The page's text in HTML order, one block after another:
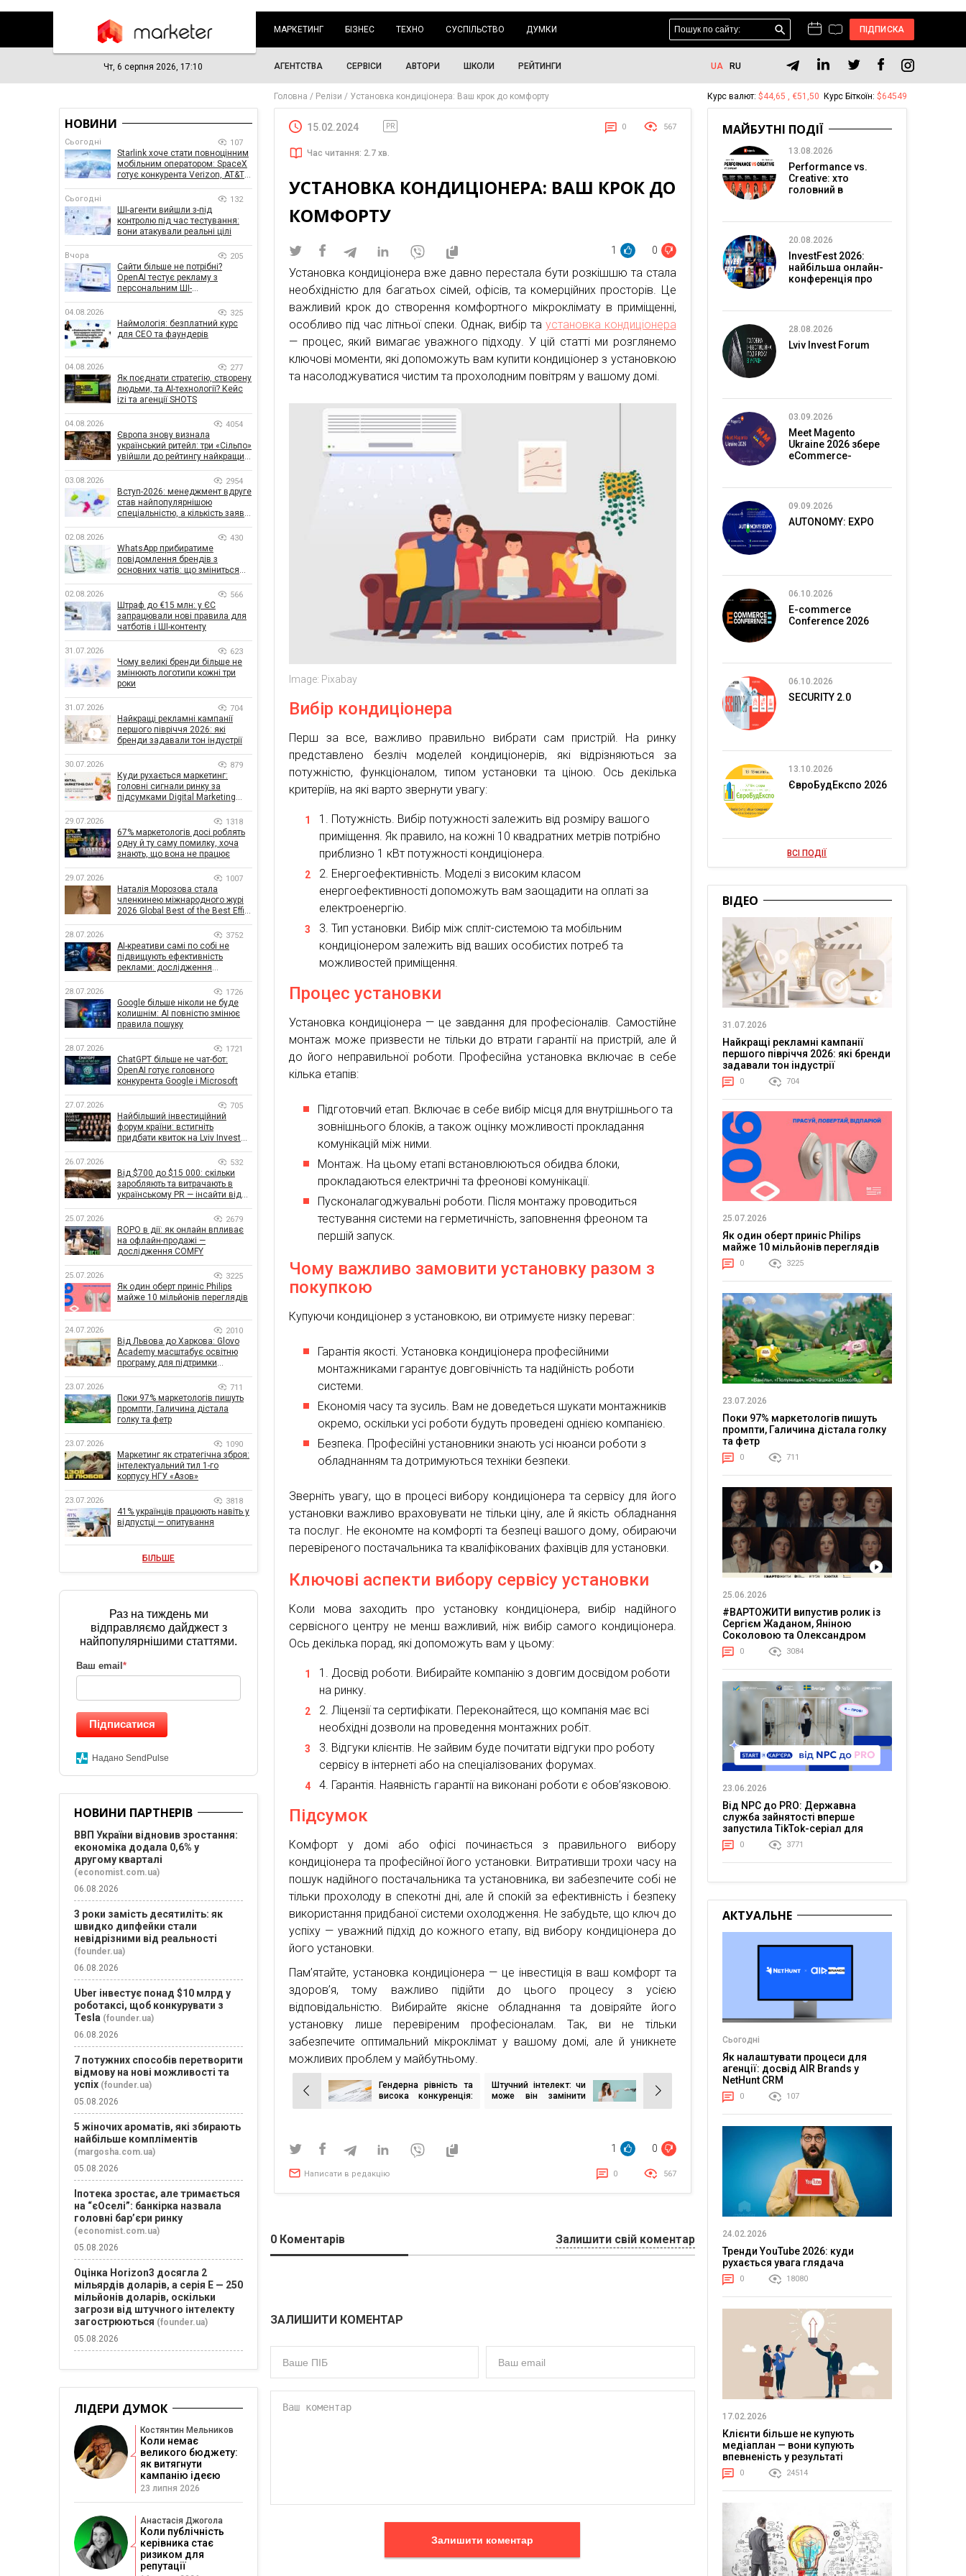
МАРКЕТИНГ БІЗНЕС ТЕХНО СУСПІЛЬСТВО ДУМКИ ПІДПИСКА
Чт, 6 серпня 2026, 17:10 АГЕНТСТВА СЕРВІСИ АВТОРИ ШКОЛИ РЕЙТИНГИ UA RU
Головна Релізи Установка кондиціонера: Ваш крок до комфорту
15.02.2024 PR 0 567
Час читання: 2.7 хв.
УСТАНОВКА КОНДИЦІОНЕРА: ВАШ КРОК ДО
КОМФОРТУ
1 0
Установка кондиціонера вже давно перестала бути розкішшю та стала
необхідністю для багатьох сімей, офісів, та комерційних просторів. Це
важливий крок до створення комфортного мікроклімату в приміщенні,
особливо під час літньої спеки. Однак, вибір та установка кондиціонера
— процес, який вимагає уважного підходу. У цій статті ми розглянемо
ключові моменти, які допоможуть вам купити кондиціонер з установкою
та насолоджуватися чистим та прохолодним повітрям у вашому домі.
Image: Pixabay
Вибір кондиціонера
Перш за все, важливо правильно вибрати сам пристрій. На ринку
представлено безліч моделей кондиціонерів, які відрізняються за
потужністю, функціоналом, типом установки та ціною. Ось декілька
критеріїв, на які варто звернути увагу:
Потужність. Вибір потужності залежить від розміру вашого
приміщення. Як правило, на кожні 10 квадратних метрів потрібно
приблизно 1 кВт потужності кондиціонера.
Енергоефективність. Моделі з високим класом
енергоефективності допоможуть вам заощадити на оплаті за
електроенергію.
Тип установки. Вибір між спліт-системою та мобільним
кондиціонером залежить від ваших особистих потреб та
можливостей приміщення.
Процес установки
Установка кондиціонера — це завдання для професіоналів. Самостійне
монтаж може призвести не тільки до втрати гарантії на пристрій, але й
до його неправильної роботи. Професійна установка включає в себе
кілька етапів:
Підготовчий етап. Включає в себе вибір місця для внутрішнього та
зовнішнього блоків, а також оцінку можливості прокладання
комунікацій між ними.
Монтаж. На цьому етапі встановлюються обидва блоки,
прокладаються електричні та фреонові комунікації.
Пусконалагоджувальні роботи. Після монтажу проводиться
тестування системи на герметичність, заповнення фреоном та
першій запуск.
Чому важливо замовити установку разом з
покупкою
Купуючи кондиціонер з установкою, ви отримуєте низку переваг:
Гарантія якості. Установка кондиціонера професійними
монтажниками гарантує довговічність та надійність роботи
системи.
Економія часу та зусиль. Вам не доведеться шукати монтажників
окремо, оскільки усі роботи будуть проведені однією компанією.
Безпека. Професійні установники знають усі нюанси роботи з
обладнанням та дотримуються техніки безпеки.
Зверніть увагу, що в процесі вибору кондиціонера та сервісу для його
установки важливо враховувати не тільки ціну, але й якість обладнання
та послуг. Не економте на комфорті та безпеці вашого дому, обираючи
перевіреного постачальника та кваліфікованих фахівців для установки.
Ключові аспекти вибору сервісу установки
Коли мова заходить про установку кондиціонера, вибір надійного
сервісного центру не менш важливий, ніж вибір самого кондиціонера.
Ось декілька порад, які допоможуть вам у цьому:
Досвід роботи. Вибирайте компанію з довгим досвідом роботи
на ринку.
Ліцензії та сертифікати. Переконайтеся, що компанія має всі
необхідні дозволи на проведення монтажних робіт.
Відгуки клієнтів. Не зайвим буде почитати відгуки про роботу
сервісу в інтернеті або на спеціалізованих форумах.
Гарантія. Наявність гарантії на виконані роботи є обов’язковою.
Підсумок
Комфорт у домі або офісі починається з правильного вибору
кондиціонера та професійної його установки. Витративши трохи часу на
пошук надійного постачальника та установника, ви забезпечите собі не
тільки прохолоду в спекотні дні, але й спокій за ефективність і безпеку
використання придбаної системи охолодження. Не забудьте, що ключ до
успіху — уважний підхід до кожного етапу, від вибору кондиціонера до
його установки.
Пам’ятайте, установка кондиціонера — це інвестиція в ваш комфорт та
здоров’я, тому важливо підійти до цього процесу з усією
відповідальністю. Вибирайте якісне обладнання та довіряйте його
установку лише перевіреним професіоналам. Так, ви не тільки
забезпечите оптимальний мікроклімат у вашому домі, але й уникнете
можливих проблем у майбутньому.
Навігація
записів
Гендерна рівність та
висока конкуренція:
Штучний інтелект: чи
може він замінити
1 0
Написати в редакцію 0 567
0 Коментарів Залишити свій коментар
ЗАЛИШИТИ КОМЕНТАР
Залишити коментар
НОВИНИ
Сьогодні 107
Starlink хоче стати повноцінним
мобільним оператором: SpaceX
готує конкурента Verizon, AT&T і
Сьогодні 132
ШІ-агенти вийшли з-під
контролю під час тестування:
вони атакували реальні цілі
Вчора 205
Сайти більше не потрібні?
OpenAI тестує рекламу з
персональним ШІ-
04.08.2026 325
Наймологія: безплатний курс
для CEO та фаундерів
04.08.2026 277
Як поєднати стратегію, створену
людьми, та AI-технології? Кейс
izi та агенції SHOTS
04.08.2026 4054
Європа знову визнала
український ритейл: три «Сільпо»
увійшли до рейтингу найкращих
03.08.2026 2954
Вступ-2026: менеджмент вдруге
став найпопулярнішою
спеціальністю, а кількість заяв
02.08.2026 430
WhatsApp прибиратиме
повідомлення брендів з
основних чатів: що зміниться
02.08.2026 566
Штраф до €15 млн: у ЄС
запрацювали нові правила для
чатботів і ШІ-контенту
31.07.2026 623
Чому великі бренди більше не
змінюють логотипи кожні три
роки
31.07.2026 704
Найкращі рекламні кампанії
першого півріччя 2026: які
бренди задавали тон індустрії
30.07.2026 879
Куди рухається маркетинг:
головні сигнали ринку за
підсумками Digital Marketing
29.07.2026 1318
67% маркетологів досі роблять
одну й ту саму помилку, хоча
знають, що вона не працює
29.07.2026 1007
Наталія Морозова стала
членкинею міжнародного журі
2026 Global Best of the Best Effie
28.07.2026 3752
AI-креативи самі по собі не
підвищують ефективність
реклами: дослідження
впливає на ефективність
кампаній
28.07.2026 1726
Google більше ніколи не буде
колишнім: AI повністю змінює
правила пошуку
28.07.2026 1721
ChatGPT більше не чат-бот:
OpenAI готує головного
конкурента Google і Microsoft
27.07.2026 705
Найбільший інвестиційний
форум країни: встигніть
придбати квиток на Lviv Invest
26.07.2026 532
Від $700 до $15 000: скільки
заробляють та витрачають в
українському PR — інсайти від
25.07.2026 2679
ROPO в дії: як онлайн впливає
на офлайн-продажі —
дослідження COMFY
25.07.2026 3225
Як один оберт приніс Philips
майже 10 мільйонів переглядів
24.07.2026 2010
Від Львова до Харкова: Glovo
Academy масштабує освітню
програму для підтримки
23.07.2026 711
Поки 97% маркетологів пишуть
промпти, Галичина дістала
голку та фетр
23.07.2026 1090
Маркетинг як стратегічна зброя:
інтелектуальний тил 1-го
корпусу НГУ «Азов»
23.07.2026 3818
41% українців працюють навіть у
відпустці — опитування
БІЛЬШЕ
Раз на тиждень ми
відправляємо дайджест з
найпопулярнішими статтями.
Ваш email *
Підписатися
Надано SendPulse
НОВИНИ ПАРТНЕРІВ
ВВП України відновив зростання:
економіка додала 0,6% у
другому кварталі
(economist.com.ua)
06.08.2026
3 роки замість десятиліть: як
швидко дипфейки стали
невідрізними від реальності
(founder.ua)
06.08.2026
Uber інвестує понад $10 млрд у
роботаксі, щоб конкурувати з
Tesla (founder.ua)
06.08.2026
7 потужних способів перетворити
відмову на нові можливості та
успіх (founder.ua)
05.08.2026
5 жіночих ароматів, які збирають
найбільше компліментів
(margosha.com.ua)
05.08.2026
Іпотека зростає, але тримається
на “єОселі”: банкірка назвала
головні бар’єри ринку
(economist.com.ua)
05.08.2026
Оцінка Horizon3 досягла 2
мільярдів доларів, а серія E — 250
мільйонів доларів, оскільки
загрози від штучного інтелекту
загострюються (founder.ua)
05.08.2026
ЛІДЕРИ ДУМОК
Костянтин Мельников
Коли немає
великого бюджету:
як витягнути
кампанію ідеєю
23 липня 2026
Анастасія Джогола
Коли публічність
керівника стає
ризиком для
репутації
Курс валют: $44,65 , €51,50 Курс Біткоїн: $64549
МАЙБУТНІ ПОДІЇ
13.08.2026
Performance vs.
Creative: хто
головний в
20.08.2026
InvestFest 2026:
найбільша онлайн-
конференція про
28.08.2026
Lviv Invest Forum
03.09.2026
Meet Magento
Ukraine 2026 збере
eCommerce-
09.09.2026
AUTONOMY: EXPO
06.10.2026
E-commerce
Conference 2026
06.10.2026
SECURITY 2.0
13.10.2026
ЄвроБудЕкспо 2026
ВСІ ПОДІЇ
ВІДЕО
31.07.2026
Найкращі рекламні кампанії
першого півріччя 2026: які бренди
задавали тон індустрії
0 704
25.07.2026
Як один оберт приніс Philips
майже 10 мільйонів переглядів
0 3225
23.07.2026
Поки 97% маркетологів пишуть
промпти, Галичина дістала голку
та фетр
0 711
25.06.2026
#ВАРТОЖИТИ випустив ролик із
Сергієм Жаданом, Яніною
Соколовою та Олександром
Тереном про життя в постійній
напрузі
0 3084
23.06.2026
Від NPC до PRO: Державна
служба зайнятості вперше
запустила TikTok-серіал для
молоді
0 3771
АКТУАЛЬНЕ
Сьогодні
Як налаштувати процеси для
агенції: досвід AIR Brands у
NetHunt CRM
0 107
24.02.2026
Тренди YouTube 2026: куди
рухається увага глядача
0 18080
17.02.2026
Клієнти більше не купують
медіаплан — вони купують
впевненість у результаті
0 24514